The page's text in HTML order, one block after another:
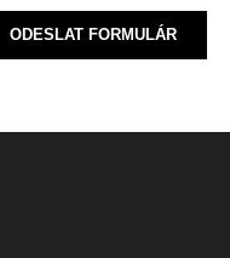
ODESLAT FORMULÁR